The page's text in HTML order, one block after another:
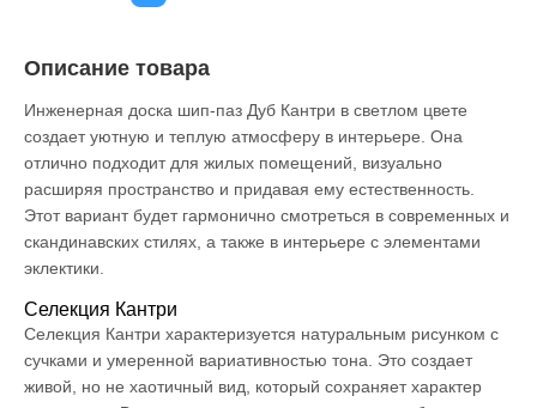
Описание товара
Инженерная доска шип-паз Дуб Кантри в светлом цвете
создает уютную и теплую атмосферу в интерьере. Она
отлично подходит для жилых помещений, визуально
расширяя пространство и придавая ему естественность.
Этот вариант будет гармонично смотреться в современных и
скандинавских стилях, а также в интерьере с элементами
эклектики.
Селекция Кантри
Селекция Кантри характеризуется натуральным рисунком с
сучками и умеренной вариативностью тона. Это создает
живой, но не хаотичный вид, который сохраняет характер